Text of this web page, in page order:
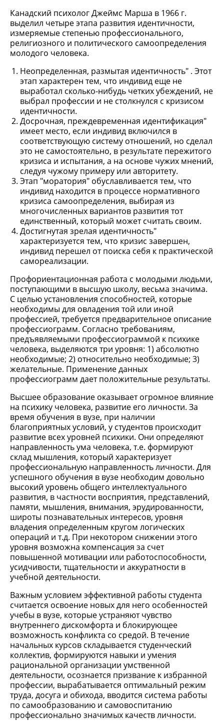
Канадский психолог Джеймс Марша в 1966 г.
выделил четыре этапа развития идентичности,
измеряемые степенью профессионального,
религиозного и политического самоопределения
молодого человека.
Неопределенная, размытая идентичность" . Этот
этап характерен тем, что индивид еще не
выработал сколько-нибудь четких убеждений, не
выбрал профессии и не столкнулся с кризисом
идентичности.
Досрочная, преждевременная идентификация"
имеет место, если индивид включился в
соответствующую систему отношений, но сделал
это не самостоятельно, в результате пережитого
кризиса и испытания, а на основе чужих мнений,
следуя чужому примеру или авторитету.
Этап "моратория" обуславливается тем, что
индивид находится в процессе нормативного
кризиса самоопределения, выбирая из
многочисленных вариантов развития тот
единственный, который может считать своим.
Достигнутая зрелая идентичность"
характеризуется тем, что кризис завершен,
индивид перешел от поиска себя к практической
самореализации.
Профориентационная работа с молодыми людьми,
поступающими в высшую школу, весьма значима.
С целью установления способностей, которые
необходимы для овладения той или иной
профессией, требуется предварительное описание
профессиограмм. Согласно требованиям,
предъявляемыми профессиограммой к психике
человека, выделяются три уровня: 1) абсолютно
необходимые; 2) относительно необходимые; 3)
желательные. Применение данных
профессиограмм дает положительные результаты.
Высшее образование оказывает огромное влияние
на психику человека, развитие его личности. За
время обучения в вузе, при наличии
благоприятных условий, у студентов происходит
развитие всех уровней психики. Они определяют
направленность ума человека, т.е. формируют
склад мышления, который характеризует
профессиональную направленность личности. Для
успешного обучения в вузе необходим довольно
высокий уровень общего интеллектуального
развития, в частности восприятия, представлений,
памяти, мышления, внимания, эрудированности,
широты познавательных интересов, уровня
владения определенным кругом логических
операций и т.д. При некотором снижении этого
уровня возможна компенсация за счет
повышенной мотивации или работоспособности,
усидчивости, тщательности и аккуратности в
учебной деятельности.
Важным условием эффективной работы студента
считается освоение новых для него особенностей
учебы в вузе, которые устраняют чувство
внутреннего дискомфорта и блокирующее
возможность конфликта со средой. В течение
начальных курсов складывается студенческий
коллектив, формируются навыки и умения
рациональной организации умственной
деятельности, осознается призвание к избранной
профессии, вырабатывается оптимальный режим
труда, досуга и обихода, вводится система работы
по самообразованию и самовоспитанию
профессионально значимых качеств личности.